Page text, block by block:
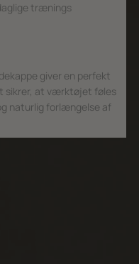
trænings
giver en perfekt
sikrer, at værktøjet føles
naturlig forlængelse af